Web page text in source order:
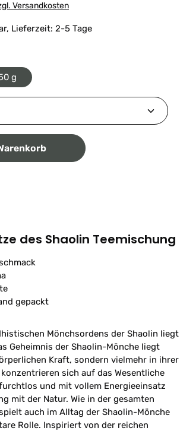
Versandkosten
Lieferzeit: 2-5 Tage
g
Gib den gewünschten Wert ein
des Shaolin Teemischung
gepackt
Mönchsordens der Shaolin liegt
Geheimnis der Shaolin-Mönche liegt
Kraft, sondern vielmehr in ihrer
sich auf das Wesentliche
und mit vollem Energieeinsatz
mit der Natur. Wie in der gesamten
auch im Alltag der Shaolin-Mönche
Rolle. Inspiriert von der reichen